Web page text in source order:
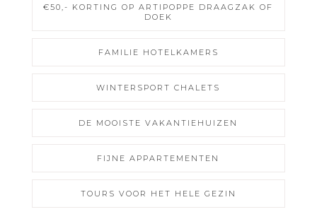
€50,- KORTING OP ARTIPOPPE DRAAGZAK OF
DOEK
FAMILIE HOTELKAMERS
WINTERSPORT CHALETS
DE MOOISTE VAKANTIEHUIZEN
FIJNE APPARTEMENTEN
TOURS VOOR HET HELE GEZIN